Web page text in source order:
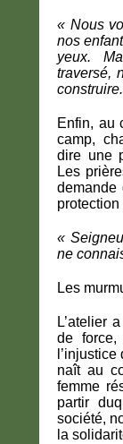
« Nous
nos
yeux.
traversé,
Enfin, au
camp,
dire une
Les
demande
protection
«
ne
Les
L’atelier
de
naît au
femme
partir
société,
la